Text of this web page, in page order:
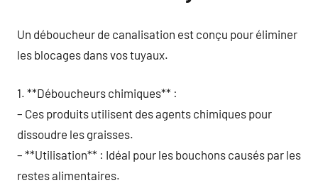
Un déboucheur de canalisation est conçu pour éliminer
les blocages dans vos tuyaux.
1. **Déboucheurs chimiques** :
– Ces produits utilisent des agents chimiques pour
dissoudre les graisses.
– **Utilisation** : Idéal pour les bouchons causés par les
restes alimentaires.